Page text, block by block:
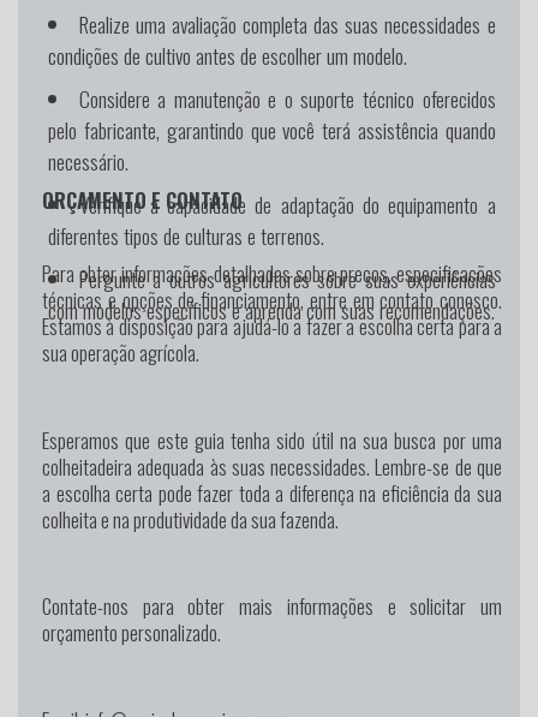
Realize uma avaliação completa das suas necessidades e
condições de cultivo antes de escolher um modelo.
Considere a manutenção e o suporte técnico oferecidos
pelo fabricante, garantindo que você terá assistência quando
necessário.
Verifique a capacidade de adaptação do equipamento a
diferentes tipos de culturas e terrenos.
Pergunte a outros agricultores sobre suas experiências
com modelos específicos e aprenda com suas recomendações.
ORÇAMENTO E CONTATO
Para obter informações detalhadas sobre preços, especificações
técnicas e opções de financiamento, entre em contato conosco.
Estamos à disposição para ajudá-lo a fazer a escolha certa para a
sua operação agrícola.
Esperamos que este guia tenha sido útil na sua busca por uma
colheitadeira adequada às suas necessidades. Lembre-se de que
a escolha certa pode fazer toda a diferença na eficiência da sua
colheita e na produtividade da sua fazenda.
Contate-nos para obter mais informações e solicitar um
orçamento personalizado.